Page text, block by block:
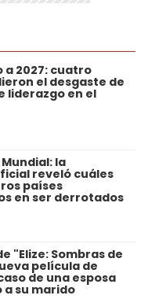
a 2027: cuatro
el desgaste de
liderazgo en el
la
reveló cuáles
países
en ser derrotados
"Elize: Sombras de
película de
de una esposa
a su marido